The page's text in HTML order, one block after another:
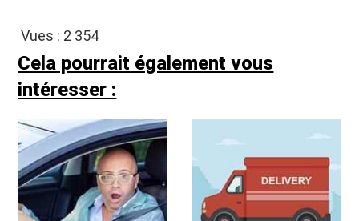
Vues : 2 354
Cela pourrait également vous
intéresser :